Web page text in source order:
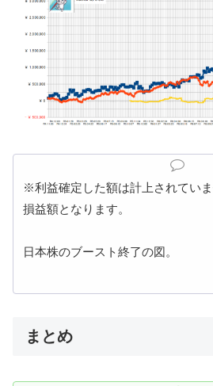
※利益確定した額は計上されてい
損益額となります。
日本株のブースト終了の図。
まとめ